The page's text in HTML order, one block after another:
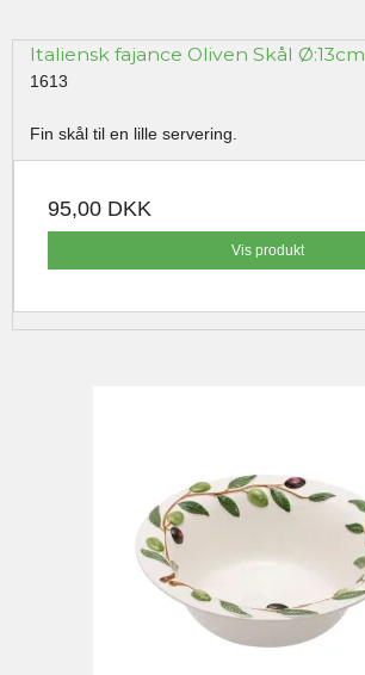
Italiensk fajance Oliven Skål Ø:13cm
1613
Fin skål til en lille servering.
95,00 DKK
Vis produkt